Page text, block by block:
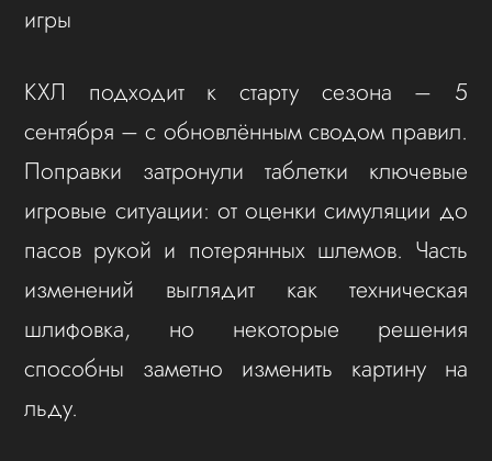
игры
КХЛ подходит к старту сезона – 5
сентября – с обновлённым сводом правил.
Поправки затронули таблетки ключевые
игровые ситуации: от оценки симуляции до
пасов рукой и потерянных шлемов. Часть
изменений выглядит как техническая
шлифовка, но некоторые решения
способны заметно изменить картину на
льду.